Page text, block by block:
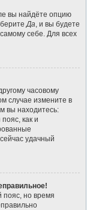
вы найдёте опцию
Да, и вы будете
себе. Для всех
часовому
случае измените в
вы находитесь:
как и
удачный
пояс, но время